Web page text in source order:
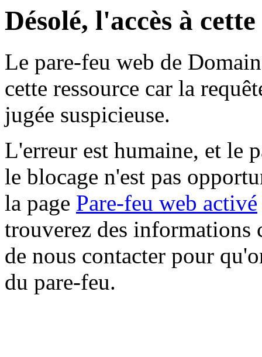
Désolé, l'accès à
Le pare-feu web de
cette ressource car la
jugée suspicieuse.
L'erreur est humaine, et le
le blocage n'est pas
la page Pare-feu web activé
trouverez des informations
de nous contacter pour
du pare-feu.